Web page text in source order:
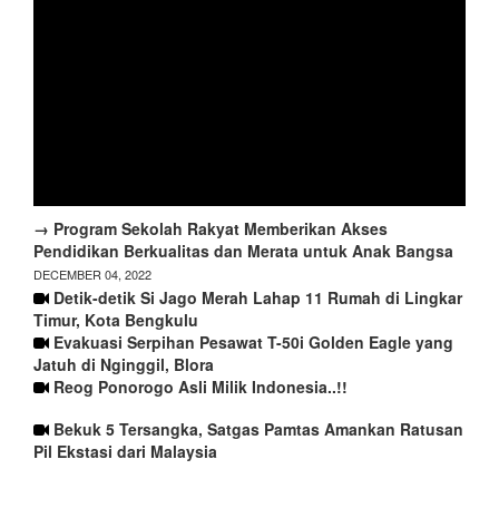
→ Program Sekolah Rakyat Memberikan Akses
Pendidikan Berkualitas dan Merata untuk Anak Bangsa
DECEMBER 04, 2022
Detik-detik Si Jago Merah Lahap 11 Rumah di Lingkar
Timur, Kota Bengkulu
Evakuasi Serpihan Pesawat T-50i Golden Eagle yang
Jatuh di Nginggil, Blora
Reog Ponorogo Asli Milik Indonesia..!!
Bekuk 5 Tersangka, Satgas Pamtas Amankan Ratusan
Pil Ekstasi dari Malaysia